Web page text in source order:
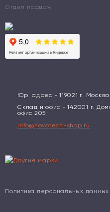
Отдел продаж
Юр. адрес - 119021 г. Москва
Склад и офис - 142001 г.
офис 205
info@novotech-shop.ru
Политика персональных данных